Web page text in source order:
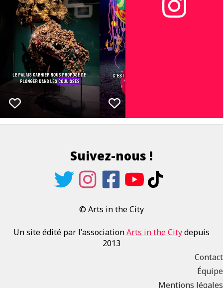
Suivez-nous !
© Arts in the City
Un site édité par l'associationArts in the Citydepuis
2013
Contact
Équipe
Mentions légales